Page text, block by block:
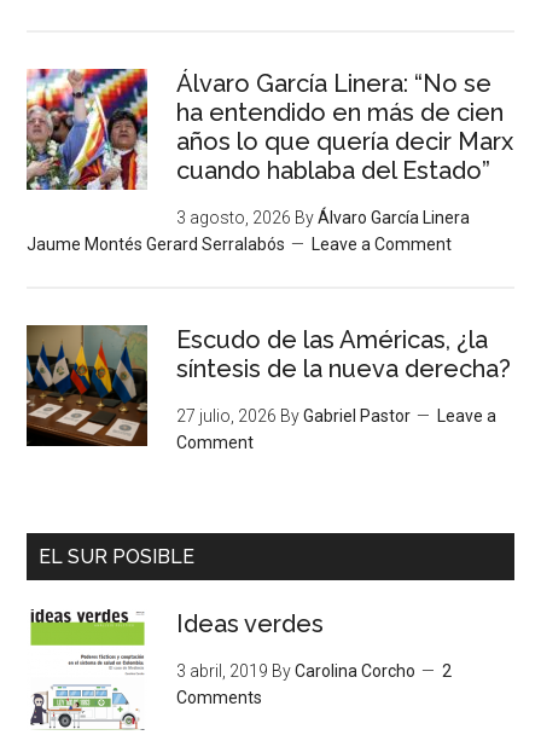
Álvaro García Linera: “No se
ha entendido en más de cien
años lo que quería decir Marx
cuando hablaba del Estado”
3 agosto, 2026 ByÁlvaro García Linera
Jaume Montés Gerard Serralabós
Leave a Comment
Escudo de las Américas, ¿la
síntesis de la nueva derecha?
27 julio, 2026 ByGabriel Pastor
Leave a
Comment
EL SUR POSIBLE
Ideas verdes
3 abril, 2019 ByCarolina Corcho
2
Comments